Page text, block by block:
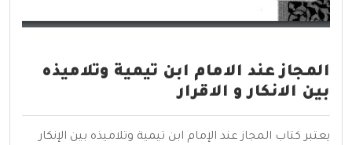
المجاز عند الامام ابن تيمية وتلاميذه
بين الانكار و الاقرار
يعتبر كتاب المجاز عند الإمام ابن تيمية وتلاميذه بين الإنكار